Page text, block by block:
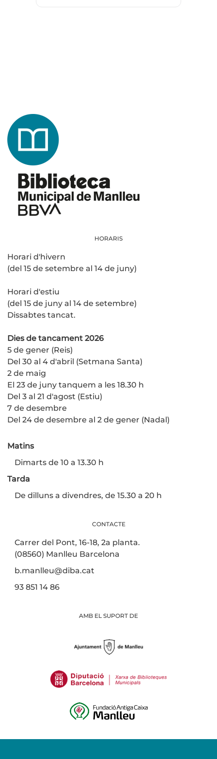
HORARIS
Horari d'hivern
(del 15 de setembre al 14 de juny)
Horari d'estiu
(del 15 de juny al 14 de setembre)
Dissabtes tancat.
Dies de tancament 2026
5 de gener (Reis)
Del 30 al 4 d'abril (Setmana Santa)
2 de maig
El 23 de juny tanquem a les 18.30 h
Del 3 al 21 d'agost (Estiu)
7 de desembre
Del 24 de desembre al 2 de gener (Nadal)
Matins
Dimarts de 10 a 13.30 h
Tarda
De dilluns a divendres, de 15.30 a 20 h
CONTACTE
Carrer del Pont, 16-18, 2a planta.
(08560) Manlleu Barcelona
b.manlleu@diba.cat
93 851 14 86
AMB EL SUPORT DE